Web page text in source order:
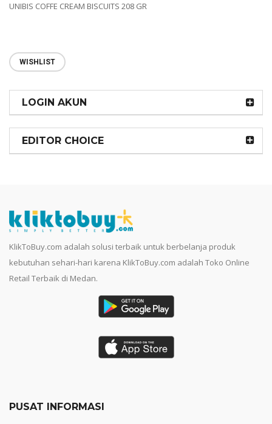
UNIBIS COFFE CREAM BISCUITS 208 GR
WISHLIST
LOGIN AKUN
EDITOR CHOICE
KlikToBuy.com adalah solusi terbaik untuk berbelanja produk
kebutuhan sehari-hari karena KlikToBuy.com adalah Toko Online
Retail Terbaik di Medan.
PUSAT INFORMASI